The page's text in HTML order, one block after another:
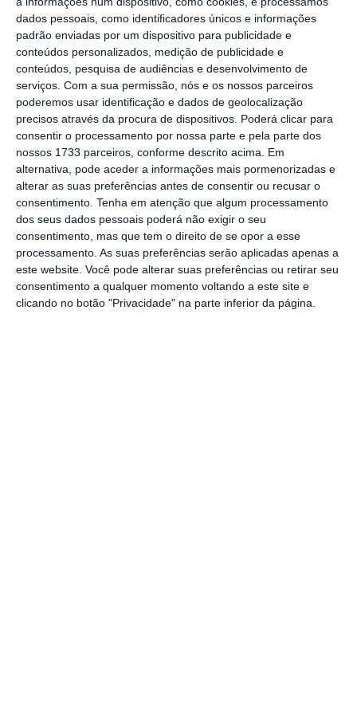
dados pessoais, como identificadores únicos e informações
padrão enviadas por um dispositivo para publicidade e
conteúdos personalizados, medição de publicidade e
conteúdos, pesquisa de audiências e desenvolvimento de
serviços. Com a sua permissão, nós e os nossos parceiros
poderemos usar identificação e dados de geolocalização
precisos através da procura de dispositivos. Poderá clicar para
consentir o processamento por nossa parte e pela parte dos
nossos 1733 parceiros, conforme descrito acima. Em
alternativa, pode aceder a informações mais pormenorizadas e
alterar as suas preferências antes de consentir ou recusar o
consentimento. Tenha em atenção que algum processamento
dos seus dados pessoais poderá não exigir o seu
consentimento, mas que tem o direito de se opor a esse
processamento. As suas preferências serão aplicadas apenas a
este website. Você pode alterar suas preferências ou retirar seu
consentimento a qualquer momento voltando a este site e
clicando no botão "Privacidade" na parte inferior da página.
Scott ordenou na noite de quinta-feira, e até
segunda-feira, o encerramento de todas as
escolas e universidades públicas para que
possam estar disponíveis como abrigos.
Mesmo assim, muitos centros de acolhimento
no condado de Miami-Dade e Broward
fecharam portas na sexta-feira depois de
terem atingido a capacidade máxima.
Entre quinta e sexta-feira as estradas
estaduais com direção a norte registaram
engarrafamentos, naquele que é já
considerado um êxodo sem precedentes de